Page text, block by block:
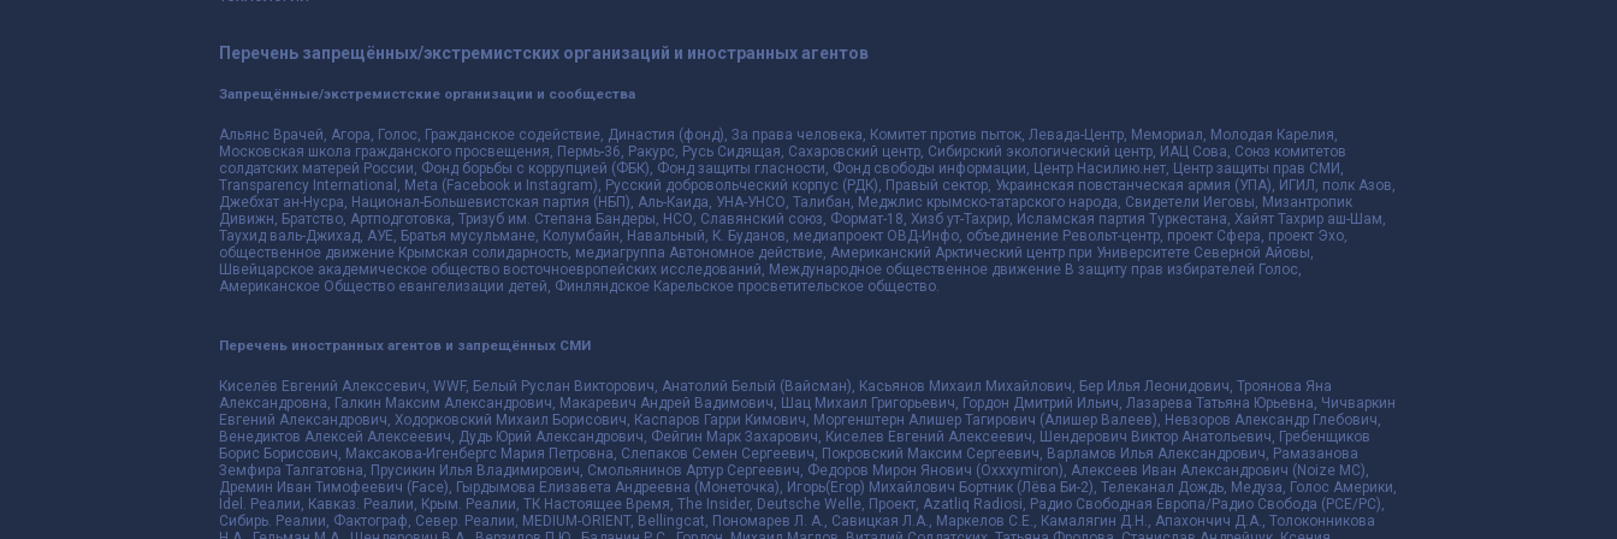
Перечень запрещённых/экстремистских организаций и иностранных агентов
Запрещённые/экстремистские организации и сообщества
Альянс Врачей, Агора, Голос, Гражданское содействие, Династия (фонд), За права человека, Комитет против пыток, Левада-Центр, Мемориал, Молодая Карелия,
Московская школа гражданского просвещения, Пермь-36, Ракурс, Русь Сидящая, Сахаровский центр, Сибирский экологический центр, ИАЦ Сова, Союз комитетов
солдатских матерей России, Фонд борьбы с коррупцией (ФБК), Фонд защиты гласности, Фонд свободы информации, Центр Насилию.нет, Центр защиты прав СМИ,
Transparency International, Meta (Facebook и Instagram), Русский добровольческий корпус (РДК), Правый сектор, Украинская повстанческая армия (УПА), ИГИЛ, полк Азов,
Джебхат ан-Нусра, Национал-Большевистская партия (НБП), Аль-Каида, УНА-УНСО, Талибан, Меджлис крымско-татарского народа, Свидетели Иеговы, Мизантропик
Дивижн, Братство, Артподготовка, Тризуб им. Степана Бандеры, НСО, Славянский союз, Формат-18, Хизб ут-Тахрир, Исламская партия Туркестана, Хайят Тахрир аш-Шам,
Таухид валь-Джихад, АУЕ, Братья мусульмане, Колумбайн, Навальный, К. Буданов, медиапроект ОВД-Инфо, объединение Револьт-центр, проект Сфера, проект Эхо,
общественное движение Крымская солидарность, медиагруппа Автономное действие, Американский Арктический центр при Университете Северной Айовы,
Швейцарское академическое общество восточноевропейских исследований, Международное общественное движение В защиту прав избирателей Голос,
Американское Общество евангелизации детей, Финляндское Карельское просветительское общество.
Перечень иностранных агентов и запрещённых СМИ
Киселёв Евгений Алекссевич, WWF, Белый Руслан Викторович, Анатолий Белый (Вайсман), Касьянов Михаил Михайлович, Бер Илья Леонидович, Троянова Яна
Александровна, Галкин Максим Александрович, Макаревич Андрей Вадимович, Шац Михаил Григорьевич, Гордон Дмитрий Ильич, Лазарева Татьяна Юрьевна, Чичваркин
Евгений Александрович, Ходорковский Михаил Борисович, Каспаров Гарри Кимович, Моргенштерн Алишер Тагирович (Алишер Валеев), Невзоров Александр Глебович,
Венедиктов Алексей Алексеевич, Дудь Юрий Александрович, Фейгин Марк Захарович, Киселев Евгений Алексеевич, Шендерович Виктор Анатольевич, Гребенщиков
Борис Борисович, Максакова-Игенбергс Мария Петровна, Слепаков Семен Сергеевич, Покровский Максим Сергеевич, Варламов Илья Александрович, Рамазанова
Земфира Талгатовна, Прусикин Илья Владимирович, Смольянинов Артур Сергеевич, Федоров Мирон Янович (Oxxxymiron), Алексеев Иван Александрович (Noize MC),
Дремин Иван Тимофеевич (Face), Гырдымова Елизавета Андреевна (Монеточка), Игорь(Егор) Михайлович Бортник (Лёва Би-2), Телеканал Дождь, Медуза, Голос Америки,
Idel. Реалии, Кавказ. Реалии, Крым. Реалии, ТК Настоящее Время, The Insider, Deutsche Welle, Проект, Azatliq Radiosi, Радио Свободная Европа/Радио Свобода (PCE/PC),
Сибирь. Реалии, Фактограф, Север. Реалии, MEDIUM-ORIENT, Bellingcat, Пономарев Л. А., Савицкая Л.А., Маркелов С.Е., Камалягин Д.Н., Апахончич Д.А., Толоконникова